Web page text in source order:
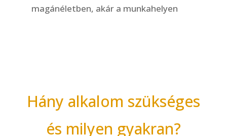
magánéletben, akár a munkahelyen
Hány alkalom szükséges
és milyen gyakran?